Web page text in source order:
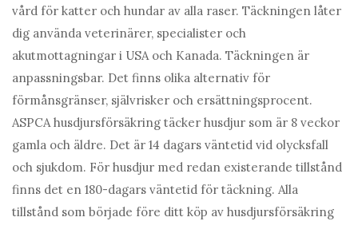
vård för katter och hundar av alla raser. Täckningen låter
dig använda veterinärer, specialister och
akutmottagningar i USA och Kanada. Täckningen är
anpassningsbar. Det finns olika alternativ för
förmånsgränser, självrisker och ersättningsprocent.
ASPCA husdjursförsäkring täcker husdjur som är 8 veckor
gamla och äldre. Det är 14 dagars väntetid vid olycksfall
och sjukdom. För husdjur med redan existerande tillstånd
finns det en 180-dagars väntetid för täckning. Alla
tillstånd som började före ditt köp av husdjursförsäkring